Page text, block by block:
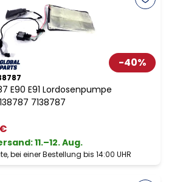
-40%
E90 E91 Lordosenpumpe
7138787
:11.–12. Aug.
bei einer Bestellung bis 14:00 UHR